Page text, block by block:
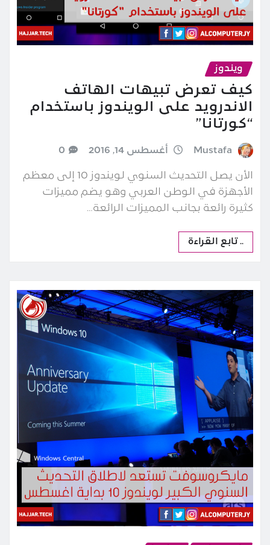
ويندوز
كيف تعرض تبيهات الهاتف
الاندرويد على الويندوز باستخدام
“كورتانا”
Mustafa أغسطس 14, 2016 0
الأن يصل التحديث السنوي لويندوز 10 إلى معظم
الأجهزة في الوطن العربي وهو يضم مميزات
كثيرة رائعة بجانب المميزات الرائعة…
.. تابع القراءة